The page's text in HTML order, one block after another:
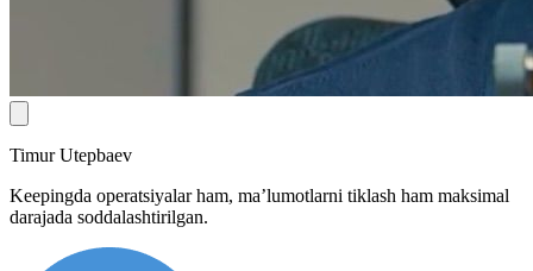
Timur Utepbaev
Keepingda operatsiyalar ham, ma’lumotlarni tiklash ham maksimal
darajada soddalashtirilgan.